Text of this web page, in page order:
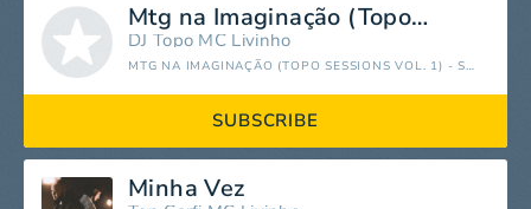
Mtg na Imaginação (Topo Sessions Vol. 1)
DJ Topo MC Livinho
MTG NA IMAGINAÇÃO (TOPO SESSIONS VOL. 1) - SINGLE
SUBSCRIBE
Minha Vez